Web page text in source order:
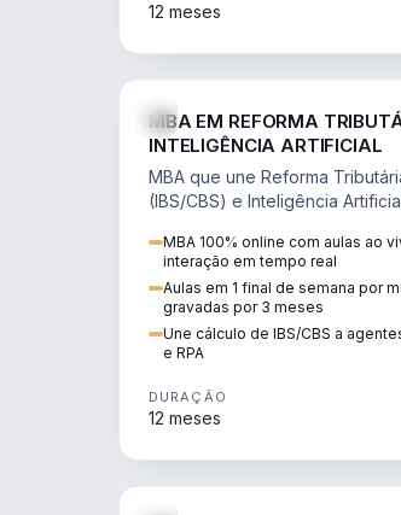
12 meses
MBA EM REFORMA
INTELIGÊNCIA ARTIFICIAL
MBA que une Reforma
(IBS/CBS) e Inteligência
RPA e automação da rotina
MBA 100% online com aulas ao
interação em tempo real
Aulas em 1 final de semana por
gravadas por 3 meses
Une cálculo de IBS/CBS a
e RPA
DURAÇÃO
12 meses